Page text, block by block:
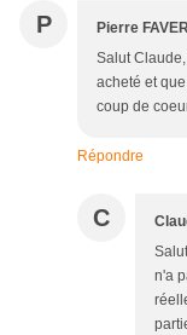
P Pierre
Salut
acheté et
coup de
Répondre
C
n'a